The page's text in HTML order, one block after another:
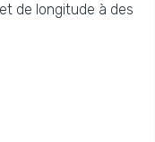
de longitude à des